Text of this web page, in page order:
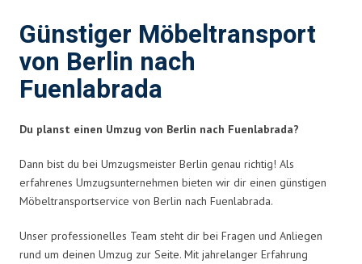
Günstiger Möbeltransport
von Berlin nach
Fuenlabrada
Du planst einen Umzug von Berlin nach Fuenlabrada?
Dann bist du bei Umzugsmeister Berlin genau richtig! Als
erfahrenes Umzugsunternehmen bieten wir dir einen günstigen
Möbeltransportservice von Berlin nach Fuenlabrada.
Unser professionelles Team steht dir bei Fragen und Anliegen
rund um deinen Umzug zur Seite. Mit jahrelanger Erfahrung